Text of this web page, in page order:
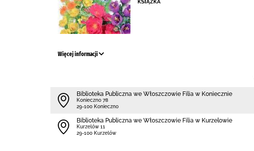
Więcej informacji
Biblioteka Publiczna we Włoszczowie Filia w Koniecznie
Konieczno 78
29-100 Konieczno
Biblioteka Publiczna we Włoszczowie Filia w Kurzelowie
Kurzelów 11
29-100 Kurzelów